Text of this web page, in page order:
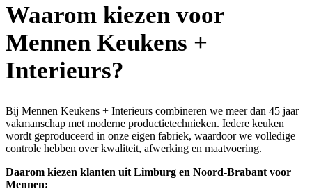
Waarom kiezen voor
Mennen Keukens +
Interieurs?
Bij Mennen Keukens + Interieurs combineren we meer dan 45 jaar
vakmanschap met moderne productietechnieken. Iedere keuken
wordt geproduceerd in onze eigen fabriek, waardoor we volledige
controle hebben over kwaliteit, afwerking en maatvoering.
Daarom kiezen klanten uit Limburg en Noord-Brabant voor
Mennen: